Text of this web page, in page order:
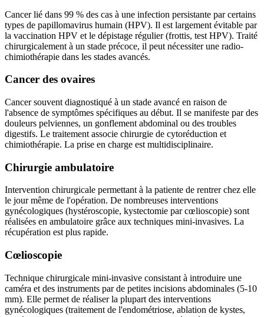
Cancer lié dans 99 % des cas à une infection persistante par certains
types de papillomavirus humain (HPV). Il est largement évitable par
la vaccination HPV et le dépistage régulier (frottis, test HPV). Traité
chirurgicalement à un stade précoce, il peut nécessiter une radio-
chimiothérapie dans les stades avancés.
Cancer des ovaires
Cancer souvent diagnostiqué à un stade avancé en raison de
l'absence de symptômes spécifiques au début. Il se manifeste par des
douleurs pelviennes, un gonflement abdominal ou des troubles
digestifs. Le traitement associe chirurgie de cytoréduction et
chimiothérapie. La prise en charge est multidisciplinaire.
Chirurgie ambulatoire
Intervention chirurgicale permettant à la patiente de rentrer chez elle
le jour même de l'opération. De nombreuses interventions
gynécologiques (hystéroscopie, kystectomie par cœlioscopie) sont
réalisées en ambulatoire grâce aux techniques mini-invasives. La
récupération est plus rapide.
Cœlioscopie
Technique chirurgicale mini-invasive consistant à introduire une
caméra et des instruments par de petites incisions abdominales (5-10
mm). Elle permet de réaliser la plupart des interventions
gynécologiques (traitement de l'endométriose, ablation de kystes,